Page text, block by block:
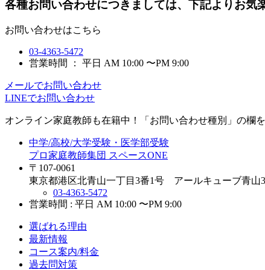
各種お問い合わせにつきましては、下記よりお気
お問い合わせはこちら
03-4363-5472
営業時間 ： 平日 AM 10:00 〜PM 9:00
メールでお問い合わせ
LINEでお問い合わせ
オンライン家庭教師 も在籍中！「お問い合わせ種別」の欄
中学/高校/大学受験・医学部受験
プロ家庭教師集団 スペースONE
〒107-0061
東京都港区北青山一丁目3番1号 アールキューブ青山
03-4363-5472
営業時間 : 平日 AM 10:00 〜PM 9:00
選ばれる理由
最新情報
コース案内/料金
過去問対策